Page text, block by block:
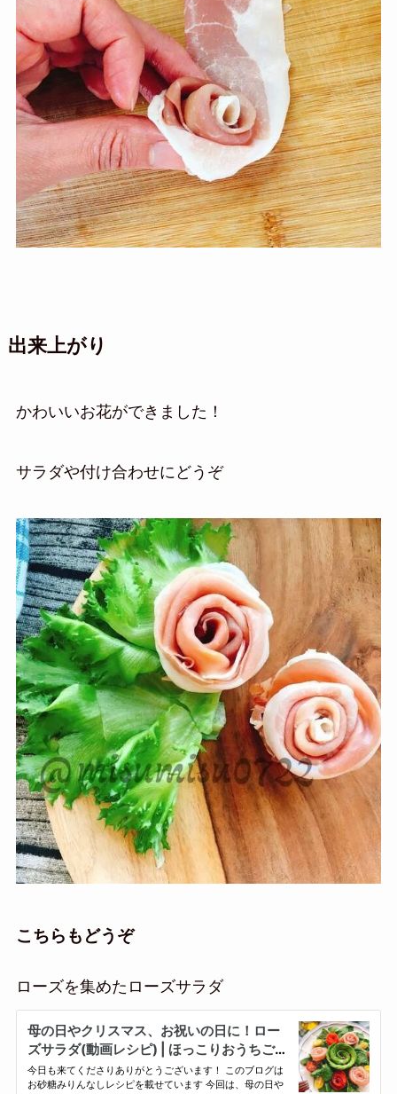
出来上がり
かわいいお花ができました！
サラダや付け合わせにどうぞ
こちらもどうぞ
ローズを集めたローズサラダ